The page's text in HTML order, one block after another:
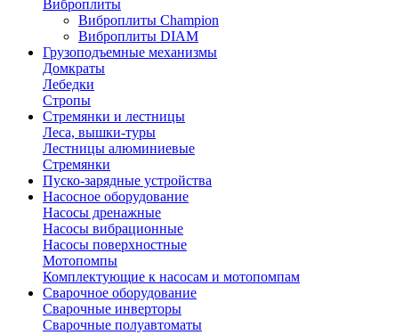
Виброплиты
Виброплиты Champion
Виброплиты DIAM
Грузоподъемные механизмы
Домкраты
Лебедки
Стропы
Стремянки и лестницы
Леса, вышки-туры
Лестницы алюминиевые
Стремянки
Пуско-зарядные устройства
Насосное оборудование
Насосы дренажные
Насосы вибрационные
Насосы поверхностные
Мотопомпы
Комплектующие к насосам и мотопомпам
Сварочное оборудование
Сварочные инверторы
Сварочные полуавтоматы